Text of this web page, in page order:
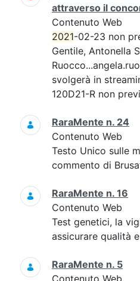
attraverso il
Contenuto Web
2021-02-23 non
Gentile, Antonella
svolgerà in
120D21-R non
RaraMente n. 24
Contenuto Web
Testo Unico sulle
commento di
RaraMente n. 16
Contenuto Web
Test genetici, la
assicurare qualità
RaraMente n. 5
Contenuto Web